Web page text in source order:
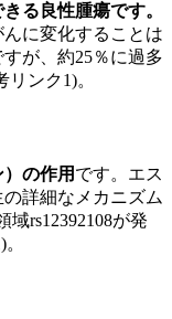
る良性腫瘍です。
に変化することは
が、約25％に過多
ンク1)。
の作用 です。エス
詳細なメカニズム
rs12392108が発